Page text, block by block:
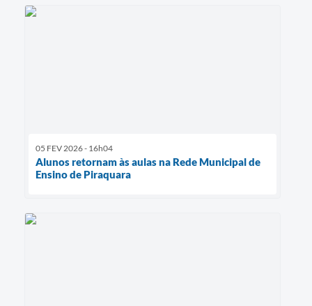
05 FEV 2026 - 16h04
Alunos retornam às aulas na Rede Municipal de
Ensino de Piraquara